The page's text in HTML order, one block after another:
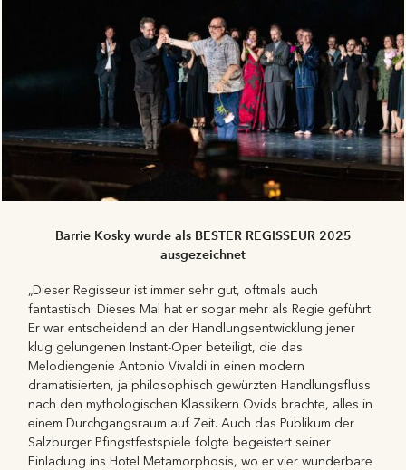
Barrie Kosky wurde als BESTER REGISSEUR 2025
ausgezeichnet
„Dieser Regisseur ist immer sehr gut, oftmals auch
fantastisch. Dieses Mal hat er sogar mehr als Regie geführt.
Er war entscheidend an der Handlungsentwicklung jener
klug gelungenen Instant-Oper beteiligt, die das
Melodiengenie Antonio Vivaldi in einen modern
dramatisierten, ja philosophisch gewürzten Handlungsfluss
nach den mythologischen Klassikern Ovids brachte, alles in
einem Durchgangsraum auf Zeit. Auch das Publikum der
Salzburger Pfingstfestspiele folgte begeistert seiner
Einladung ins Hotel Metamorphosis, wo er vier wunderbare